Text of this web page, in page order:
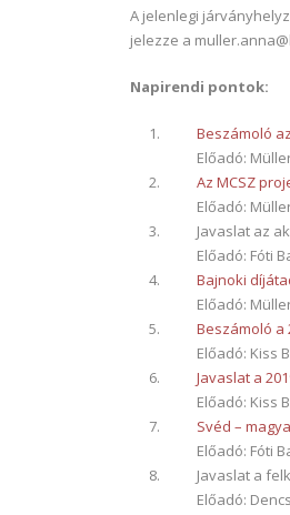
A jelenlegi
jelezze a
Napirendi pontok:
Beszámoló
Előadó:
Az MCSZ
Előadó:
Javaslat az
Előadó: Fóti
Bajnoki
Előadó:
Beszámoló a
Előadó: Kiss
Javaslat a
Előadó: Kiss
Svéd –
Előadó: Fóti
Javaslat a
Előadó: